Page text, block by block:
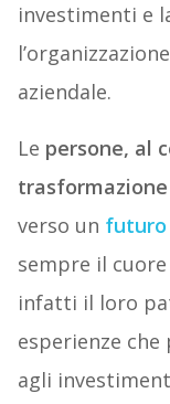
investimenti e
aziendale.
Le persone, al
trasformazione
verso un futuro
sempre il
infatti il loro
esperienze che
agli